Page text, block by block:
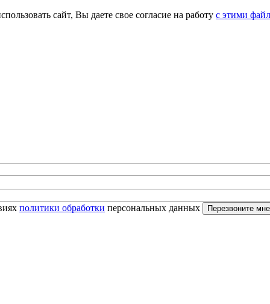
сайт, Вы даете свое согласие на работу с этими
политики обработки персональных данных